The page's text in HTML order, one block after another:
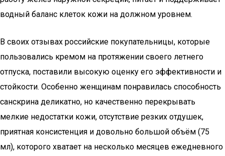
водный баланс клеток кожи на должном уровнем.
В своих отзывах российские покупательницы, которые
пользовались кремом на протяжении своего летнего
отпуска, поставили высокую оценку его эффективности и
стойкости. Особенно женщинам понравилась способность
санскрина деликатно, но качественно перекрывать
мелкие недостатки кожи, отсутствие резких отдушек,
приятная консистенция и довольно большой объём (75
мл), которого хватает на несколько месяцев ежедневного